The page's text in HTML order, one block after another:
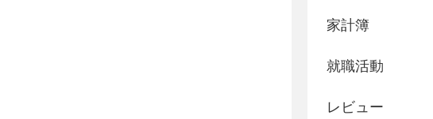
家計簿
就職活動
レビュー